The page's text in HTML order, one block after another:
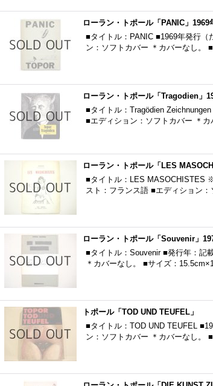
ローラン・トポール「PANIC」1969
■タイトル：PANIC ■1969年発行
ン：ソフトカバー ＊カバーなし。
ローラン・トポール「Tragodien」
■タイトル：Tragödien
■エディション：ソフトカバー ＊
ローラン・トポール「LES
■タイトル：LES MASOCHISTES
スト：フランス語 ■エディション
ローラン・トポール「Souvenir」
■タイトル：Souvenir ■発行年：
＊カバーなし。 ■サイズ：
トポール「TOD UND TEUFEL」
■タイトル：TOD UND TEUFEL
ン：ソフトカバー ＊カバーなし。